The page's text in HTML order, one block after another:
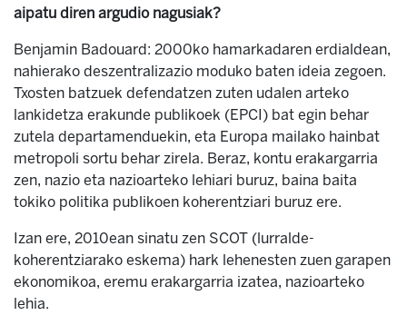
aipatu diren argudio nagusiak?
Benjamin Badouard: 2000ko hamarkadaren erdialdean,
nahierako deszentralizazio moduko baten ideia zegoen.
Txosten batzuek defendatzen zuten udalen arteko
lankidetza erakunde publikoek (EPCI) bat egin behar
zutela departamenduekin, eta Europa mailako hainbat
metropoli sortu behar zirela. Beraz, kontu erakargarria
zen, nazio eta nazioarteko lehiari buruz, baina baita
tokiko politika publikoen koherentziari buruz ere.
Izan ere, 2010ean sinatu zen SCOT (lurralde-
koherentziarako eskema) hark lehenesten zuen garapen
ekonomikoa, eremu erakargarria izatea, nazioarteko
lehia.